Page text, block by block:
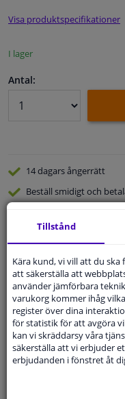
Visa produktspecifikationer
I lager
Antal:
14 dagarsångerrätt
Beställ smidigt och
ExpertKundservice
Ställ din
Frågor Och
Tillstånd
Kära kund, vi vill att du ska
att säkerställa att
använder jämförbara
varukorg kommer ihåg
register över dina
för statistik för att avgöra
kan vi skräddarsy våra
säkerställa att vi erbjuder
erbjudanden i fönstret åt